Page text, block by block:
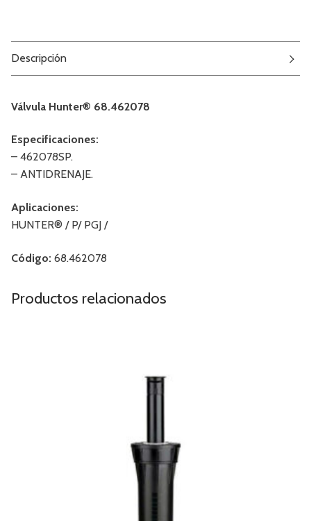
Descripción
Válvula Hunter® 68.462078
Especificaciones:
– 462078SP.
– ANTIDRENAJE.
Aplicaciones:
HUNTER® / P/ PGJ /
Código: 68.462078
Productos relacionados